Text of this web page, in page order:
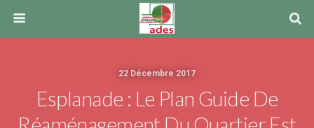
22 Décembre 2017
Esplanade : Le Plan Guide De